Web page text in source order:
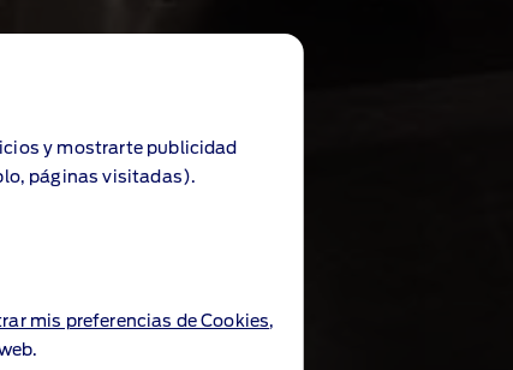
y mostrarte publicidad
páginas visitadas).
mis preferencias de Cookies,